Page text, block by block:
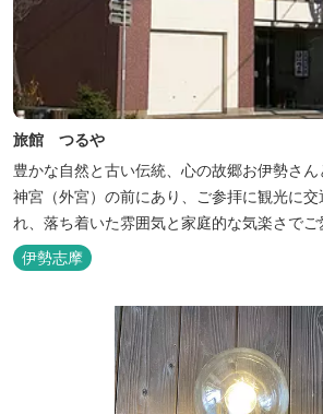
旅館 つるや
豊かな自然と古い伝統、心の故郷お伊勢さ
神宮（外宮）の前にあり、ご参拝に観光に交
れ、落ち着いた雰囲気と家庭的な気楽さでご
す。
伊勢志摩